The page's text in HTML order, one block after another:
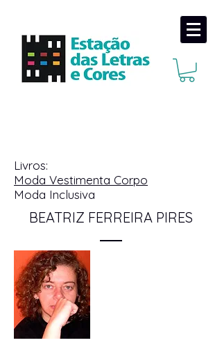
Livros:
Moda Vestimenta Corpo
Moda Inclusiva
BEATRIZ FERREIRA PIRES